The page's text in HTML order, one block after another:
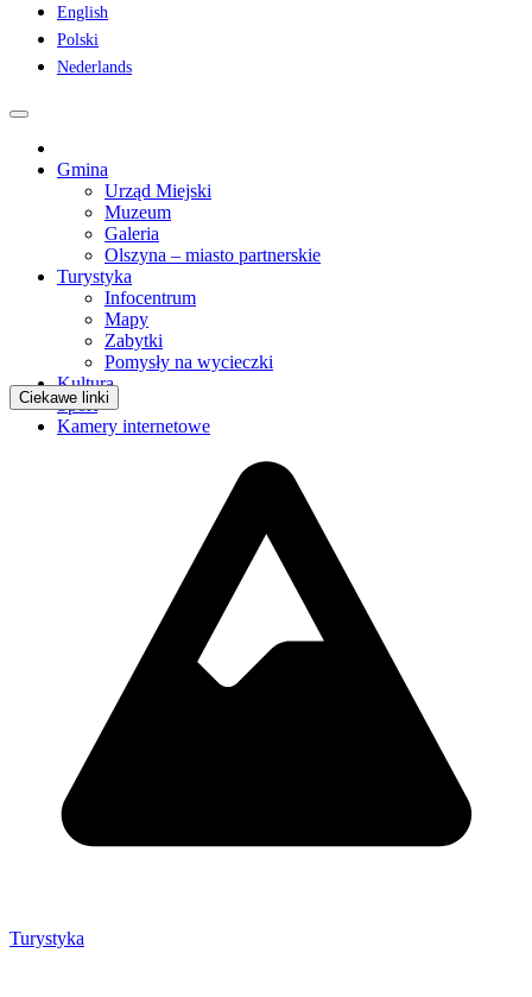
English
Polski
Nederlands
Gmina
Urząd Miejski
Muzeum
Galeria
Olszyna – miasto partnerskie
Turystyka
Infocentrum
Mapy
Zabytki
Pomysły na wycieczki
Kultura
Sport
Kamery internetowe
Ciekawe linki
Turystyka